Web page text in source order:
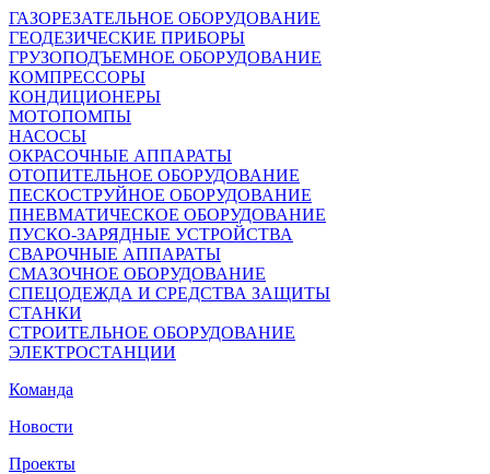
ГАЗОРЕЗАТЕЛЬНОЕ ОБОРУДОВАНИЕ
ГЕОДЕЗИЧЕСКИЕ ПРИБОРЫ
ГРУЗОПОДЪЕМНОЕ ОБОРУДОВАНИЕ
КОМПРЕССОРЫ
КОНДИЦИОНЕРЫ
МОТОПОМПЫ
НАСОСЫ
ОКРАСОЧНЫЕ АППАРАТЫ
ОТОПИТЕЛЬНОЕ ОБОРУДОВАНИЕ
ПЕСКОСТРУЙНОЕ ОБОРУДОВАНИЕ
ПНЕВМАТИЧЕСКОЕ ОБОРУДОВАНИЕ
ПУСКО-ЗАРЯДНЫЕ УСТРОЙСТВА
СВАРОЧНЫЕ АППАРАТЫ
СМАЗОЧНОЕ ОБОРУДОВАНИЕ
СПЕЦОДЕЖДА И СРЕДСТВА ЗАЩИТЫ
СТАНКИ
СТРОИТЕЛЬНОЕ ОБОРУДОВАНИЕ
ЭЛЕКТРОСТАНЦИИ
Команда
Новости
Проекты